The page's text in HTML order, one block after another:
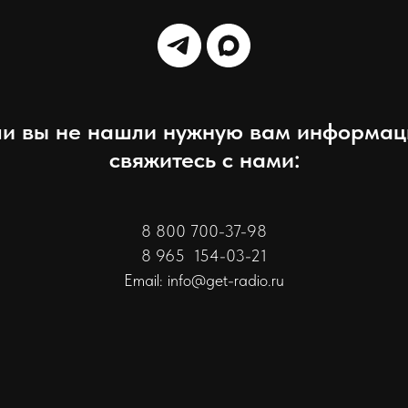
вы не нашли нужную вам
свяжитесь с нами:
8 800 700-37-98
8 965 154-03-21
Email: info@get-radio.ru